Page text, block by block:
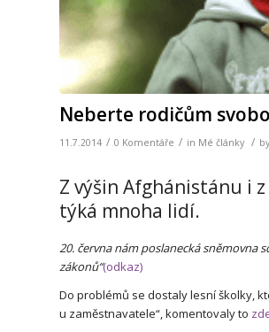
Neberte rodičům
11.7.2014 / 0 Komentáře / in Mé články / by
Z výšin Afghánistánu i
týká mnoha lidí.
20. června nám poslanecká sněmovna
zákonů“(odkaz)
Do problémů se dostaly lesní školky,
u zaměstnavatele“, komentovaly to